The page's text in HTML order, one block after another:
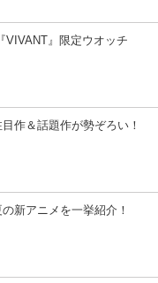
』限定ウオッチ
作＆話題作が勢ぞろい！
新アニメを一挙紹介！